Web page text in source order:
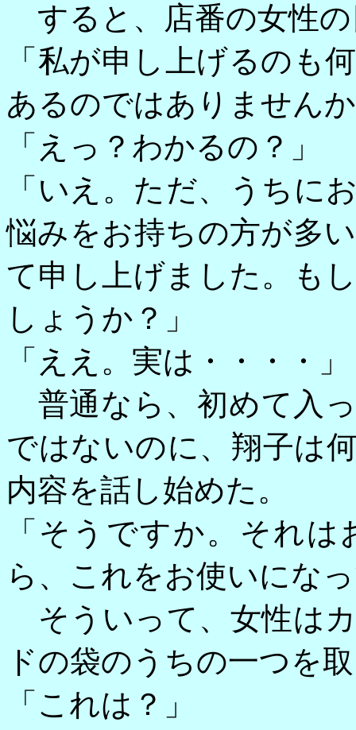
すると、店番の女性
「私が申し上げるのも
あるのではありません
「えっ？わかるの？」
「いえ。ただ、うちに
悩みをお持ちの方が多
て申し上げました。も
しょうか？」
「ええ。実は・・・・」
普通なら、初めて入
ではないのに、翔子は
内容を話し始めた。
「そうですか。それ
ら、これをお使いにな
そういって、女性は
ドの袋のうちの一つを
「これは？」